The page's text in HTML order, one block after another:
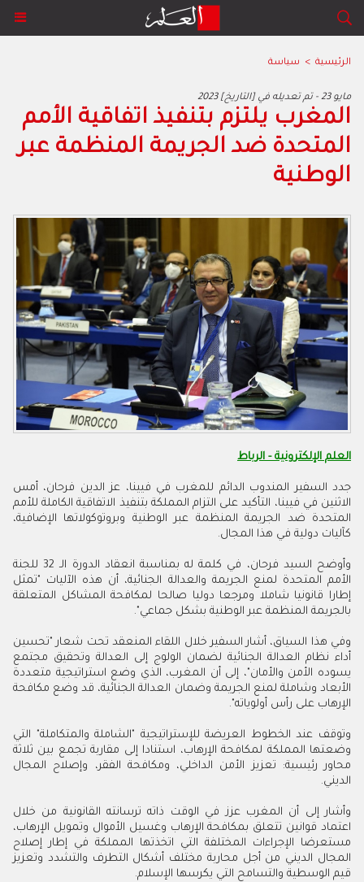
الرئيسية > سياسة
2023 مايو 23 - تم تعديله في [التاريخ]
المغرب يلتزم بتنفيذ اتفاقية الأمم
المتحدة ضد الجريمة المنظمة عبر
الوطنية
العلم الإلكترونية - الرباط
جدد السفير المندوب الدائم للمغرب في فيينا، عز الدين فرحان، أمس
الاثنين في فيينا، التأكيد على التزام المملكة بتنفيذ الاتفاقية الكاملة للأمم
المتحدة ضد الجريمة المنظمة عبر الوطنية وبروتوكولاتها الإضافية،
كآليات دولية في هذا المجال.
وأوضح السيد فرحان، في كلمة له بمناسبة انعقاد الدورة الـ 32 للجنة
الأمم المتحدة لمنع الجريمة والعدالة الجنائية، أن هذه الآليات "تمثل
إطارا قانونيا شاملا ومرجعا دوليا صالحا لمكافحة المشاكل المتعلقة
بالجريمة المنظمة عبر الوطنية بشكل جماعي".
وفي هذا السياق، أشار السفير خلال اللقاء المنعقد تحت شعار "تحسين
أداء نظام العدالة الجنائية لضمان الولوج إلى العدالة وتحقيق مجتمع
يسوده الأمن والأمان"، إلى أن المغرب، الذي وضع استراتيجية متعددة
الأبعاد وشاملة لمنع الجريمة وضمان العدالة الجنائية، قد وضع مكافحة
الإرهاب على رأس أولوياته".
وتوقف عند الخطوط العريضة للإستراتيجية "الشاملة والمتكاملة" التي
وضعتها المملكة لمكافحة الإرهاب، استنادا إلى مقاربة تجمع بين ثلاثة
محاور رئيسية: تعزيز الأمن الداخلي، ومكافحة الفقر، وإصلاح المجال
الديني.
وأشار إلى أن المغرب عزز في الوقت ذاته ترسانته القانونية من خلال
اعتماد قوانين تتعلق بمكافحة الإرهاب وغسيل الأموال وتمويل الإرهاب،
مستعرضا الإجراءات المختلفة التي اتخذتها المملكة في إطار إصلاح
المجال الديني من أجل محاربة مختلف أشكال التطرف والتشدد وتعزيز
قيم الوسطية والتسامح التي يكرسها الإسلام.